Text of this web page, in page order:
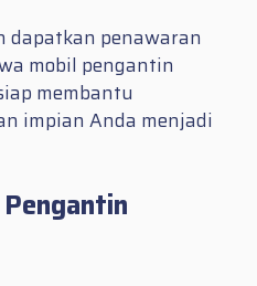
dapatkan penawaran
mobil pengantin
membantu
impian Anda menjadi